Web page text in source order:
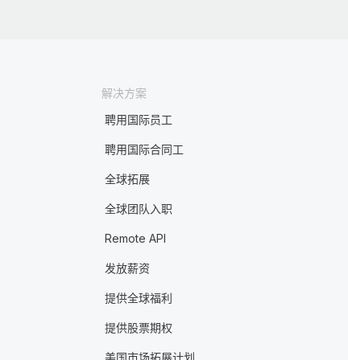
解决方案
聘用国际员工
聘用国际合同工
全球拓展
全球团队入职
Remote API
发放薪资
提供全球福利
提供股票期权
美国市场拓展计划